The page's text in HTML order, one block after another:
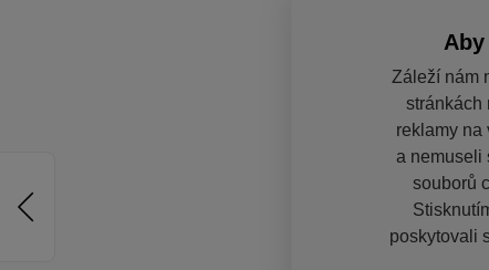
Záleží nám
stránkách
reklamy na
a nemuseli
souborů
poskytovali